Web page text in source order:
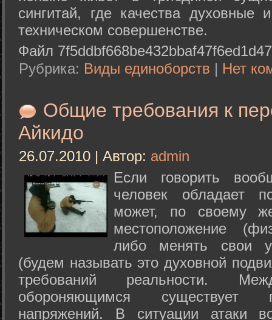
сингитай, где качества духовные
техническом совершенстве.
Файл
Рубрика: Виды единоборств | Нет
Общие требования к
Айкидо
26.07.2010 | Автор: admin
Если говорить
человек обладает
может, по своему
местоположение
либо менять свои
(будем называть это духовной
требований реальности.
обороняющимся существует
напряжений. В ситуации атаки